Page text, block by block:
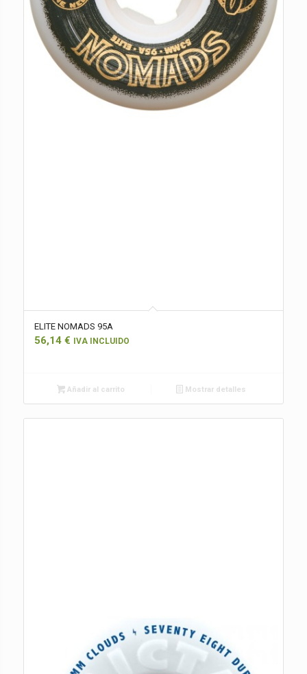
ELITE NOMADS 95A
56,14 € IVA INCLUIDO
Añadir al carrito Mostrar detalles